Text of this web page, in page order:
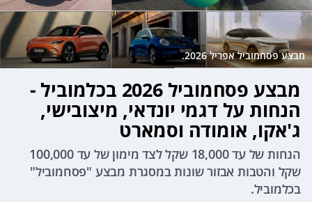
מבצע פסחמוביל אפריל 2026.
מבצע פסחמוביל 2026 בכלמוביל -
הנחות על דגמי יונדאי, מיצובישי,
ג'אקו, אומודה וסמארט
הנחות של עד 18,000 שקל לצד מימון של עד 100,000
שקל והטבות אבזור שונות במסגרת מבצע "פסחמוביל"
בכלמוביל.